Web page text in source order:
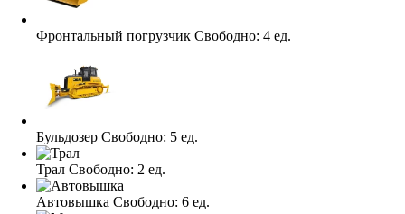
Фронтальный погрузчик Свободно: 4 ед.
Бульдозер Свободно: 5 ед.
Трал Свободно: 2 ед.
Автовышка Свободно: 6 ед.